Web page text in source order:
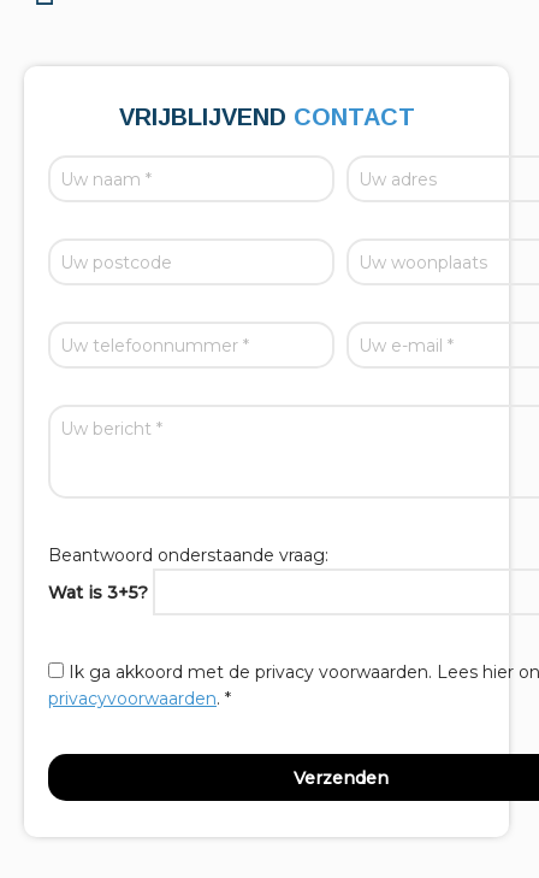
VRIJBLIJVEND CONTACT
Beantwoord onderstaande vraag:
Wat is 3+5?
Ik ga akkoord met de privacy voorwaarden. Lees hier
privacyvoorwaarden. *